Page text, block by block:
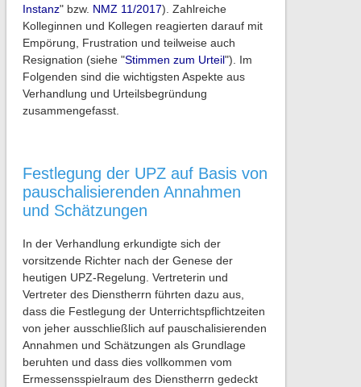
Instanz" bzw. NMZ 11/2017). Zahlreiche
Kolleginnen und Kollegen reagierten darauf mit
Empörung, Frustration und teilweise auch
Resignation (siehe "Stimmen zum Urteil"). Im
Folgenden sind die wichtigsten Aspekte aus
Verhandlung und Urteilsbegründung
zusammengefasst.
Festlegung der UPZ auf Basis von
pauschalisierenden Annahmen
und Schätzungen
In der Verhandlung erkundigte sich der
vorsitzende Richter nach der Genese der
heutigen UPZ-Regelung. Vertreterin und
Vertreter des Dienstherrn führten dazu aus,
dass die Festlegung der Unterrichtspflichtzeiten
von jeher ausschließlich auf pauschalisierenden
Annahmen und Schätzungen als Grundlage
beruhten und dass dies vollkommen vom
Ermessensspielraum des Dienstherrn gedeckt